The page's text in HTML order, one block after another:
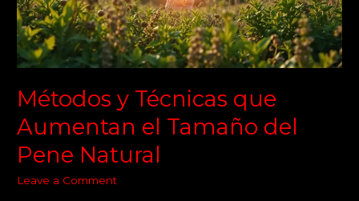
Métodos y Técnicas que
Aumentan el Tamaño del
Pene Natural
Leave a Comment
Tamaño
del
Pene
Natural